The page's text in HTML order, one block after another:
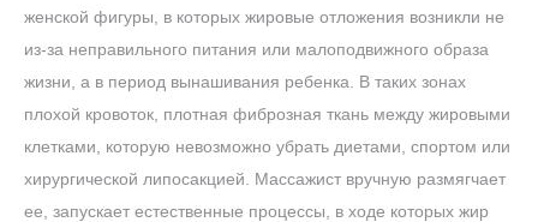
женской фигуры, в которых жировые отложения возникли не
из-за неправильного питания или малоподвижного образа
жизни, а в период вынашивания ребенка. В таких зонах
плохой кровоток, плотная фиброзная ткань между жировыми
клетками, которую невозможно убрать диетами, спортом или
хирургической липосакцией. Массажист вручную размягчает
ее, запускает естественные процессы, в ходе которых жир